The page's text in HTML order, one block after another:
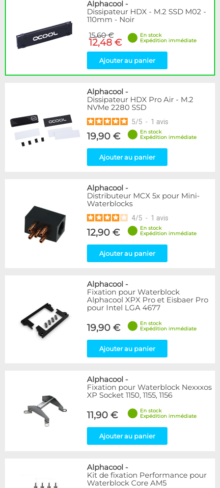
Disponibilité / Promotions
Articles en promotions
Appliquer
Alphacool -
Dissipateur HDX - M.2 SSD M02 -
110mm - Noir
15,60 €
12,48 €
En stock
Expédition immédiate
Ajouter au panier
Alphacool -
Dissipateur HDX Pro Air - M.2
NVMe 2280 SSD
5/5 - 1 avis
19,90 €
En stock
Expédition immédiate
Ajouter au panier
Alphacool -
Distributeur MCX 5x pour Mini-
Waterblocks
4/5 - 1 avis
12,90 €
En stock
Expédition immédiate
Ajouter au panier
Alphacool -
Fixation pour Waterblock
Alphacool XPX Pro et Eisbaer Pro
pour Intel LGA 4677
19,90 €
En stock
Expédition immédiate
Ajouter au panier
Alphacool -
Fixation pour Waterblock Nexxxos
XP Socket 1150, 1155, 1156
11,90 €
En stock
Expédition immédiate
Ajouter au panier
Alphacool -
Kit de fixation Performance pour
Waterblock Core AM5